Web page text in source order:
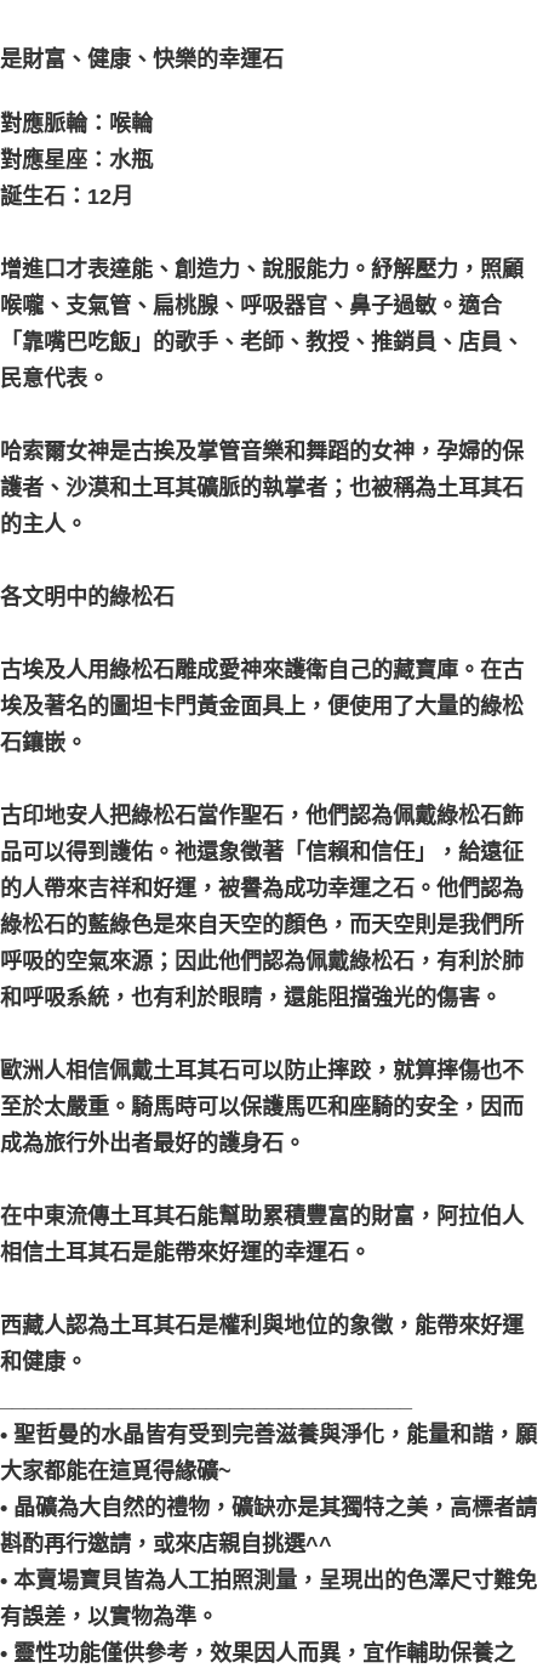
是財富、健康、快樂的幸運石
對應脈輪：喉輪
對應星座：水瓶
誕生石：12月
增進口才表達能、創造力、說服能力。紓解壓力，照顧
喉嚨、支氣管、扁桃腺、呼吸器官、鼻子過敏。適合
「靠嘴巴吃飯」的歌手、老師、教授、推銷員、店員、
民意代表。
哈索爾女神是古挨及掌管音樂和舞蹈的女神，孕婦的保
護者、沙漠和土耳其礦脈的執掌者；也被稱為土耳其石
的主人。
各文明中的綠松石
古埃及人用綠松石雕成愛神來護衛自己的藏寶庫。在古
埃及著名的圖坦卡門黃金面具上，便使用了大量的綠松
石鑲嵌。
古印地安人把綠松石當作聖石，他們認為佩戴綠松石飾
品可以得到護佑。祂還象徵著「信賴和信任」，給遠征
的人帶來吉祥和好運，被譽為成功幸運之石。他們認為
綠松石的藍綠色是來自天空的顏色，而天空則是我們所
呼吸的空氣來源；因此他們認為佩戴綠松石，有利於肺
和呼吸系統，也有利於眼睛，還能阻擋強光的傷害。
歐洲人相信佩戴土耳其石可以防止摔跤，就算摔傷也不
至於太嚴重。騎馬時可以保護馬匹和座騎的安全，因而
成為旅行外出者最好的護身石。
在中東流傳土耳其石能幫助累積豐富的財富，阿拉伯人
相信土耳其石是能帶來好運的幸運石。
西藏人認為土耳其石是權利與地位的象徵，能帶來好運
和健康。
• 聖哲曼的水晶皆有受到完善滋養與淨化，能量和諧，願
大家都能在這覓得緣礦~
• 晶礦為大自然的禮物，礦缺亦是其獨特之美，高標者請
斟酌再行邀請，或來店親自挑選^^
• 本賣場寶貝皆為人工拍照測量，呈現出的色澤尺寸難免
有誤差，以實物為準。
• 靈性功能僅供參考，效果因人而異，宜作輔助保養之